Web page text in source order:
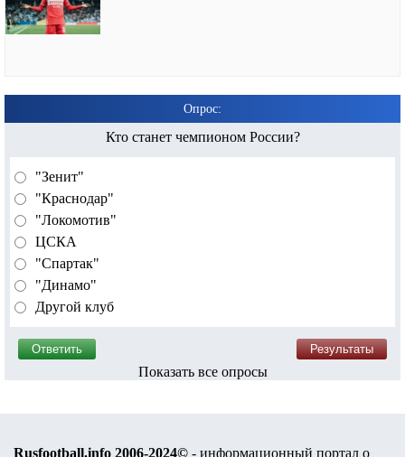
Опрос:
Кто станет чемпионом России?
"Зенит"
"Краснодар"
"Локомотив"
ЦСКА
"Спартак"
"Динамо"
Другой клуб
Показать все опросы
Rusfootball.info 2006-2024© - информационный портал о